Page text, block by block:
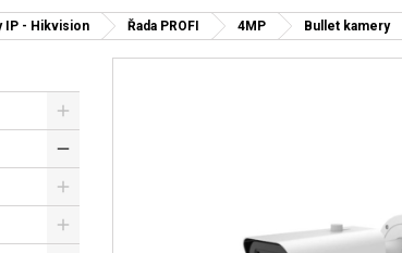
IP - Hikvision Řada PROFI 4MP Bullet kamery